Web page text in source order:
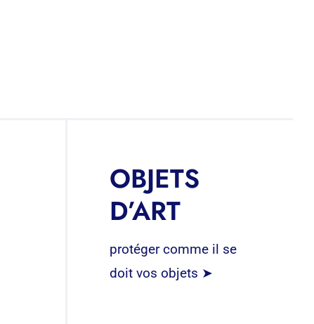
OBJETS
D’ART
protéger comme il se
doit vos objets ➤